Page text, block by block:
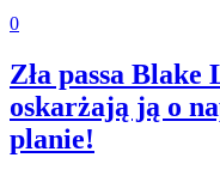
0
Zła passa
oskarżają ją o
planie!